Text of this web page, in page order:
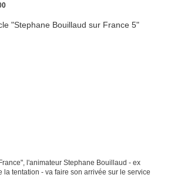
l'animateur Stephane Bouillaud - ex
la tentation - va faire son arrivée sur le service